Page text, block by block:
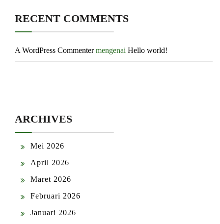
RECENT COMMENTS
A WordPress Commentermengenai Hello world!
ARCHIVES
Mei 2026
April 2026
Maret 2026
Februari 2026
Januari 2026